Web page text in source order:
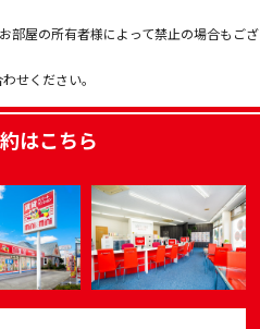
部屋の所有者様によって禁止の場合もござ
せください。
はこちら